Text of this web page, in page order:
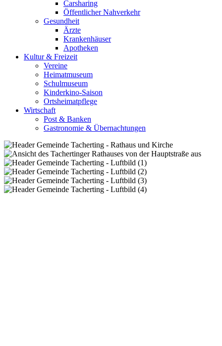
Carsharing
Öffentlicher Nahverkehr
Gesundheit
Ärzte
Krankenhäuser
Apotheken
Kultur & Freizeit
Vereine
Heimatmuseum
Schulmuseum
Kinderkino-Saison
Ortsheimatpflege
Wirtschaft
Post & Banken
Gastronomie & Übernachtungen